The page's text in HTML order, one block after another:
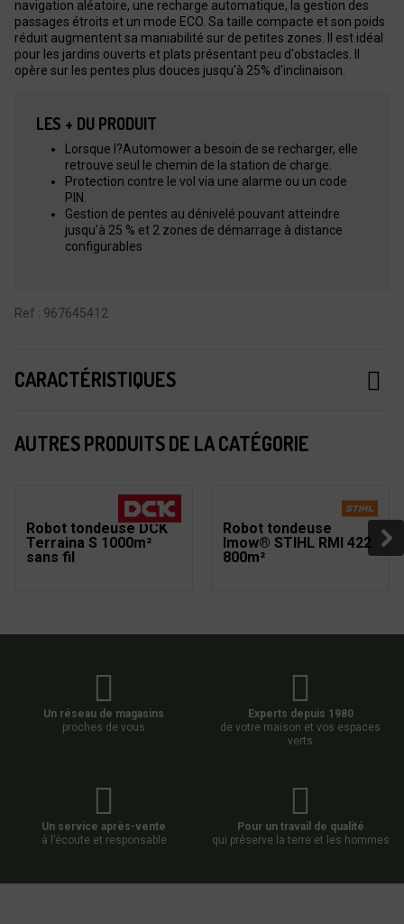
navigation aléatoire, une recharge automatique, la gestion des
passages étroits et un mode ECO. Sa taille compacte et son poids
réduit augmentent sa maniabilité sur de petites zones. Il est idéal
pour les jardins ouverts et plats présentant peu d'obstacles. Il
opère sur les pentes plus douces jusqu'à 25% d'inclinaison.
LES + DU PRODUIT
Lorsque l?Automower a besoin de se recharger, elle
retrouve seul le chemin de la station de charge.
Protection contre le vol via une alarme ou un code
PIN.
Gestion de pentes au dénivelé pouvant atteindre
jusqu'à 25 % et 2 zones de démarrage à distance
configurables
Ref : 967645412
CARACTÉRISTIQUES
AUTRES PRODUITS DE LA CATÉGORIE
Robot tondeuse DCK
Terraina S 1000m²
sans fil
Robot tondeuse
Imow® STIHL RMI 422
800m²
Un réseau de magasins
proches de vous
Experts depuis 1980
de votre maison et vos espaces
verts
Un service après-vente
à l’écoute et responsable
Pour un travail de qualité
qui préserve la terre et les hommes